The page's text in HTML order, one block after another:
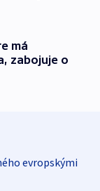
má
zabojuje o
evropskými